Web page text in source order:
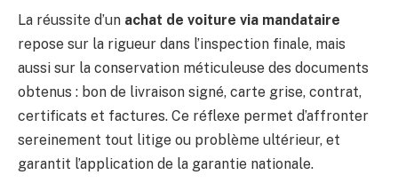
La réussite d’un achat de voiture via mandataire
repose sur la rigueur dans l’inspection finale, mais
aussi sur la conservation méticuleuse des documents
obtenus : bon de livraison signé, carte grise, contrat,
certificats et factures. Ce réflexe permet d’affronter
sereinement tout litige ou problème ultérieur, et
garantit l’application de la garantie nationale.